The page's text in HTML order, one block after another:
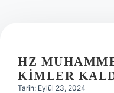
Hakkımızda
HZ
KIMLER
Tarih: Eylül 23, 2024